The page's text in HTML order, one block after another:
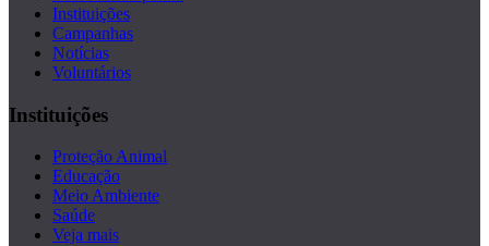
Instituições
Campanhas
Notícias
Voluntários
Instituições
Proteção Animal
Educação
Meio Ambiente
Saúde
Veja mais